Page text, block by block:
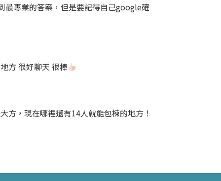
最專業的答案，但是要記得自己google確
方 很好聊天 很棒
方，現在哪裡還有14人就能包棟的地方！